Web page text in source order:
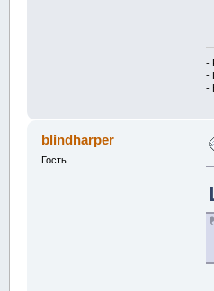
-
-
-
blindharper
Гость